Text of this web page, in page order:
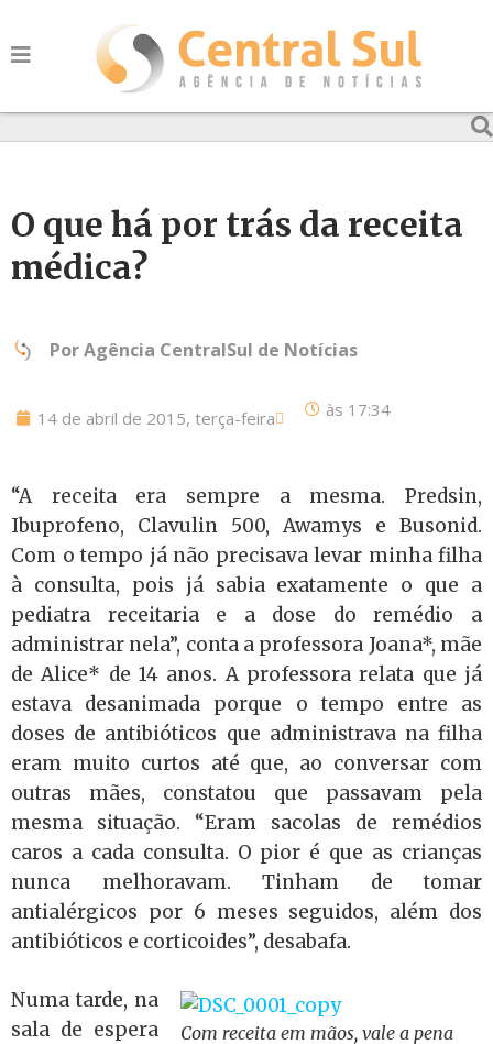
O que há por trás da receita
médica?
PorAgência CentralSul de Notícias
14 de abril de 2015, terça-feira às 17:34
“A receita era sempre a mesma. Predsin,
Ibuprofeno, Clavulin 500, Awamys e Busonid.
Com o tempo já não precisava levar minha filha
à consulta, pois já sabia exatamente o que a
pediatra receitaria e a dose do remédio a
administrar nela”, conta a professora Joana*, mãe
de Alice* de 14 anos. A professora relata que já
estava desanimada porque o tempo entre as
doses de antibióticos que administrava na filha
eram muito curtos até que, ao conversar com
outras mães, constatou que passavam pela
mesma situação. “Eram sacolas de remédios
caros a cada consulta. O pior é que as crianças
nunca melhoravam. Tinham de tomar
antialérgicos por 6 meses seguidos, além dos
antibióticos e corticoides”, desabafa.
Com receita em mãos, vale a pena
Numa tarde, na
sala de espera